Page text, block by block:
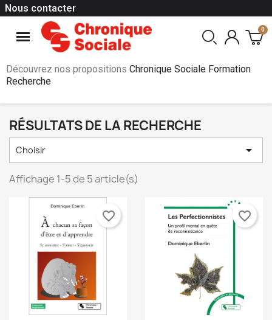
Nous contacter
Découvrez nos propositions Chronique Sociale Formation
Recherche
RÉSULTATS DE LA RECHERCHE
Choisir 
Affichage 1-5 de 5 article(s)
favorite_border favorite_border